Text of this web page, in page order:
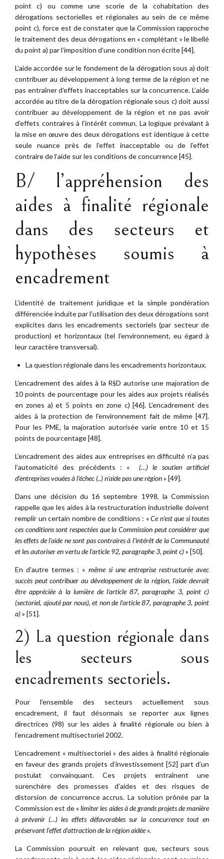
point c) ou comme une scorie de la cohabitation des
dérogations sectorielles et régionales au sein de ce même
point c), force est de constater que la Commission rapproche
le traitement des deux dérogations en « complétant » le libellé
du point a) par l’imposition d’une condition non écrite [44].
L’aide accordée sur le fondement de la dérogation sous a) doit
contribuer au développement à long terme de la région et ne
pas entraîner d’effets inacceptables sur la concurrence. L’aide
accordée au titre de la dérogation régionale sous c) doit aussi
contribuer au développement de la région et ne pas avoir
d’effets contraires à l’intérêt commun. La logique prévalant à
la mise en œuvre des deux dérogations est identique à cette
seule nuance près de l’effet inacceptable ou de l’effet
contraire de l’aide sur les conditions de concurrence [45].
B/ l’appréhension des
aides à finalité régionale
dans des secteurs et
hypothèses soumis à
encadrement
L’identité de traitement juridique et la simple pondération
différenciée induite par l’utilisation des deux dérogations sont
explicites dans les encadrements sectoriels (par secteur de
production) et horizontaux (tel l’environnement, eu égard à
leur caractère transversal).
La question régionale dans les encadrements horizontaux.
L’encadrement des aides à la R§D autorise une majoration de
10 points de pourcentage pour les aides aux projets réalisés
en zones a) et 5 points en zone c) [46]. L’encadrement des
aides à la protection de l’environnement fait de même [47].
Pour les PME, la majoration autorisée varie entre 10 et 15
points de pourcentage [48].
L’encadrement des aides aux entreprises en difficulté n’a pas
l’automaticité des précédents : « (…) le soutien artificiel
d’entreprises vouées à l’échec (..) n’aide pas une région» [49].
Dans une décision du 16 septembre 1998, la Commission
rappelle que les aides à la restructuration industrielle doivent
remplir un certain nombre de conditions : «Ce n’est que si toutes
ces conditions sont respectées que la Commission peut considérer que
les effets de l’aide ne sont pas contraires à l’intérêt de la Communauté
et les autoriser en vertu de l’article 92, paragraphe 3, point c)» [50].
En d’autre termes : « même si une entreprise restructurée avec
succès peut contribuer au développement de la région, l’aide devrait
être appréciée à la lumière de l’article 87, paragraphe 3, point c)
(sectoriel, ajouté par nous), et non de l’article 87, paragraphe 3, point
a)» [51].
2) La question régionale dans
les secteurs sous
encadrements sectoriels.
Pour l’ensemble des secteurs actuellement sous
encadrement, il faut désormais se reporter aux lignes
directrices (98) sur les aides à finalité régionale ou bien à
l’encadrement multisectoriel 2002.
L’encadrement « multisectoriel » des aides à finalité régionale
en faveur des grands projets d’investissement [52] part d’un
postulat convainquant. Ces projets entraînent une
surenchère des promesses d’aides et des risques de
distorsion de concurrence accrus. La solution prônée par la
Commission est de «limiter les aides à de grands projets de manière
à prévenir (…) les effets défavorables sur la concurrence tout en
préservant l’effet d’attraction de la région aidée».
La Commission poursuit en relevant que, secteurs sous